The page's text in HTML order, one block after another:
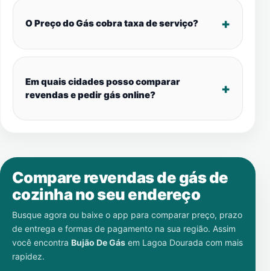
O Preço do Gás cobra taxa de serviço?
Em quais cidades posso comparar
revendas e pedir gás online?
Compare revendas de gás de
cozinha no seu endereço
Busque agora ou baixe o app para comparar preço, prazo
de entrega e formas de pagamento na sua região. Assim
você encontra Bujão De Gás em Lagoa Dourada com mais
rapidez.